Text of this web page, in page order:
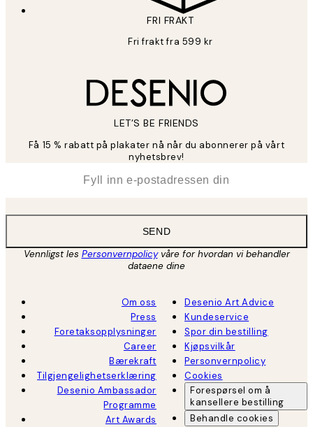
FRI FRAKT
Fri frakt fra 599 kr
LET’S BE FRIENDS
Få 15 % rabatt på plakater nå når du abonnerer på vårt
nyhetsbrev!
SEND
Vennligst les Personvernpolicyvåre for hvordan vi behandler
dataene dine
Om oss
Press
Foretaksopplysninger
Career
Bærekraft
Tilgjengelighetserklæring
Desenio Ambassador
Programme
Art Awards
Desenio Art Advice
Kundeservice
Spor din bestilling
Kjøpsvilkår
Personvernpolicy
Cookies
Forespørsel om å
kansellere bestilling
Behandle cookies